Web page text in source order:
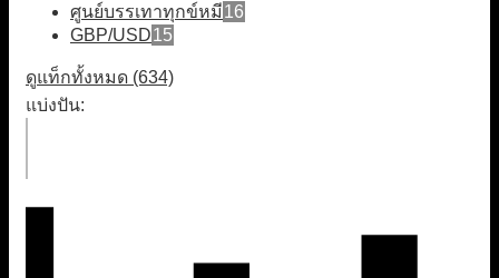
ศูนย์บรรเทาทุกข์หมี16
GBP/USD15
ดูแท็กทั้งหมด (634)
แบ่งปัน: